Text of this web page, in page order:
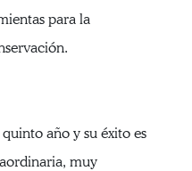
para la
año y su éxito es
muy